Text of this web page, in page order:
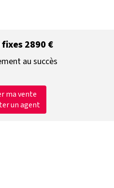
2890 €
au succès
ma vente
un agent